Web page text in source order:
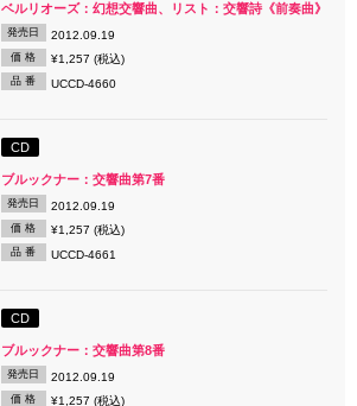
ベルリオーズ：幻想交響曲、リスト：交響詩《前奏曲》
発売日 2012.09.19
価 格 ¥1,257 (税込)
品 番 UCCD-4660
CD
ブルックナー：交響曲第7番
発売日 2012.09.19
価 格 ¥1,257 (税込)
品 番 UCCD-4661
CD
ブルックナー：交響曲第8番
発売日 2012.09.19
価 格 ¥1,257 (税込)